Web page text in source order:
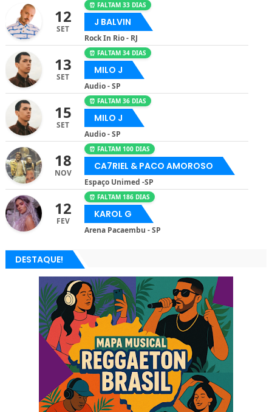
12
SET
⏰ FALTAM 33 DIAS
J BALVIN
Rock In Rio - RJ
13
SET
⏰ FALTAM 34 DIAS
MILO J
Audio - SP
15
SET
⏰ FALTAM 36 DIAS
MILO J
Audio - SP
18
NOV
⏰ FALTAM 100 DIAS
CA7RIEL & PACO AMOROSO
Espaço Unimed -SP
12
FEV
⏰ FALTAM 186 DIAS
KAROL G
Arena Pacaembu - SP
DESTAQUE!